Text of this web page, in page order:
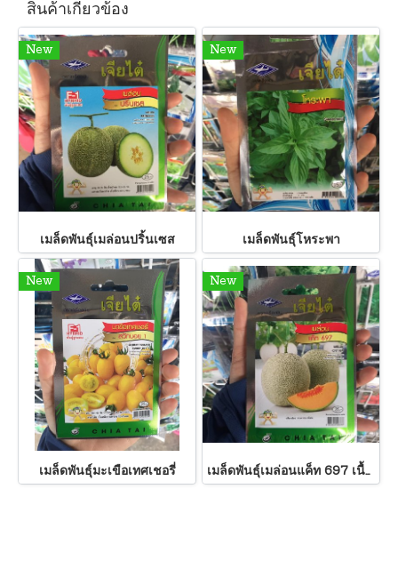
สินค้าเกี่ยวข้อง
New
เมล็ดพันธ์ุเมล่อนปริ้นเซส
New
เมล็ดพันธ์ุโหระพา
New
เมล็ดพันธ์ุมะเขือเทศเชอรี่
New
เมล็ดพันธ์ุเมล่อนแค็ท 697 เนื้อส้ม